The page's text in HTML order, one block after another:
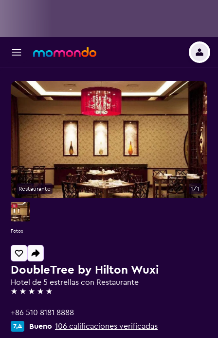
DoubleTree by Hilton Wuxi
Hotel de 5 estrellas con Restaurante
5 estrellas
+86 510 8181 8888
7,4 Bueno 106 calificaciones verificadas
Restaurante 1/1
Fotos